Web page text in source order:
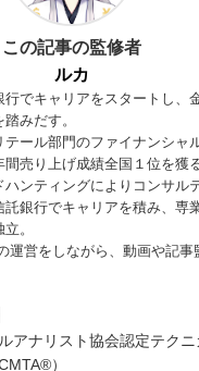
この記事の監修者
ルカ
行でキャリアをスタートし、
みだす。
テール部門のファイナンシャ
売り上げ成績全国１位を獲る
ハンティングによりコンサル
託銀行でキャリアを積み、専
。
運営をしながら、動画や記事
アナリスト協会認定テク
）